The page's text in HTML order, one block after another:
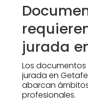
jurada
Los
jurada en
abarcan
profesionales.